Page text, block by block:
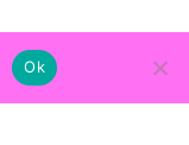
Ok